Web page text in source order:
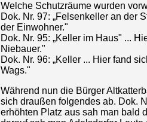
Welche Schutzräume wurden
Dok. Nr. 97: „Felsenkeller an der
der Einwohner."
Dok. Nr. 95: „Keller im Haus" ...
Niebauer."
Dok. Nr. 96: „Keller ... Hier fand
Wags."
Während nun die Bürger
sich draußen folgendes ab. Dok.
erhöhten Platz aus sah man bald